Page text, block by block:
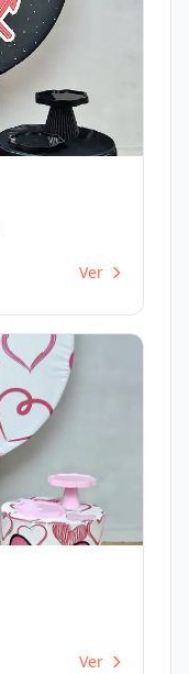
Ver
Ver